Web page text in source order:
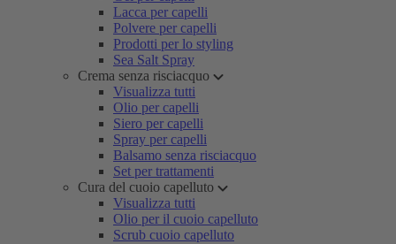
Lacca per capelli
Polvere per capelli
Prodotti per lo styling
Sea Salt Spray
Crema senza risciacquo
Visualizza tutti
Olio per capelli
Siero per capelli
Spray per capelli
Balsamo senza risciacquo
Set per trattamenti
Cura del cuoio capelluto
Visualizza tutti
Olio per il cuoio capelluto
Scrub cuoio capelluto